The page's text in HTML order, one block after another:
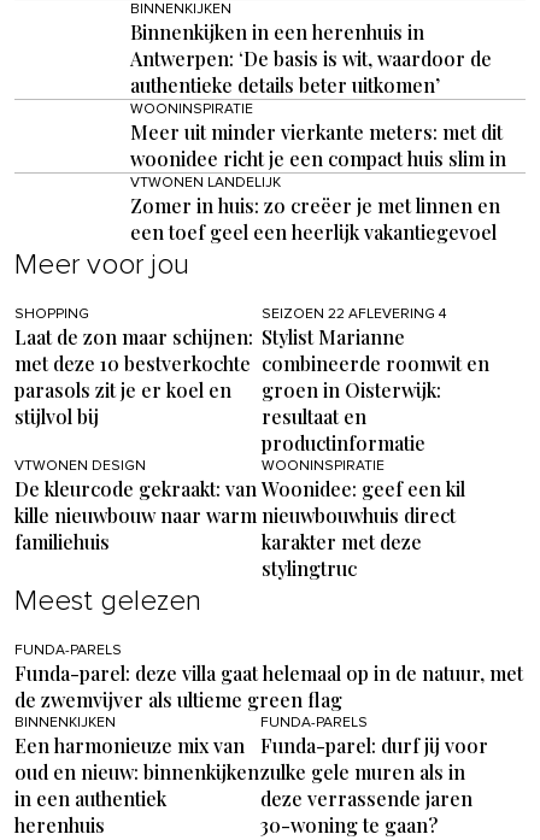
BINNENKIJKEN
Binnenkijken in een herenhuis in
Antwerpen: ‘De basis is wit, waardoor de
authentieke details beter uitkomen’
WOONINSPIRATIE
Meer uit minder vierkante meters: met dit
woonidee richt je een compact huis slim in
VTWONEN LANDELIJK
Zomer in huis: zo creëer je met linnen en
een toef geel een heerlijk vakantiegevoel
Meer voor jou
SHOPPING
Laat de zon maar schijnen:
met deze 10 bestverkochte
parasols zit je er koel en
stijlvol bij
SEIZOEN 22 AFLEVERING 4
Stylist Marianne
combineerde roomwit en
groen in Oisterwijk:
resultaat en
productinformatie
VTWONEN DESIGN
De kleurcode gekraakt: van
kille nieuwbouw naar warm
familiehuis
WOONINSPIRATIE
Woonidee: geef een kil
nieuwbouwhuis direct
karakter met deze
stylingtruc
Meest gelezen
FUNDA-PARELS
Funda-parel: deze villa gaat helemaal op in de natuur, met
de zwemvijver als ultieme green flag
BINNENKIJKEN
Een harmonieuze mix van
oud en nieuw: binnenkijken
in een authentiek
herenhuis
FUNDA-PARELS
Funda-parel: durf jij voor
zulke gele muren als in
deze verrassende jaren
30-woning te gaan?